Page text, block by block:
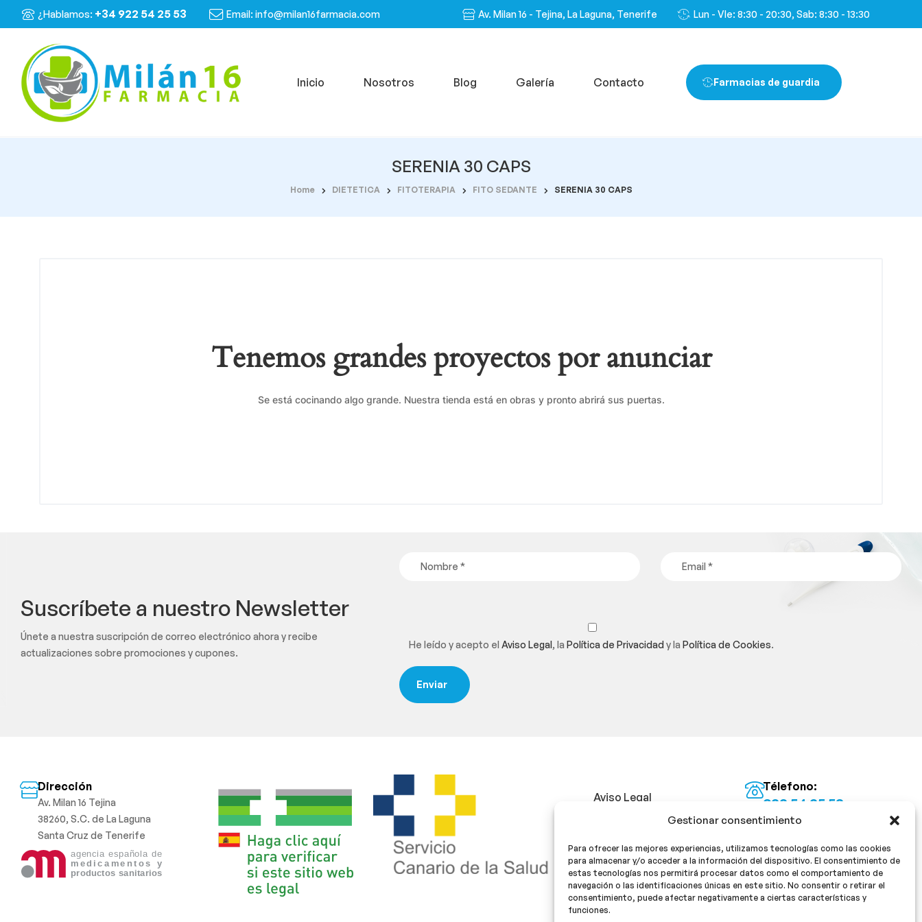
Gestionar consentimiento
Para ofrecer las mejores experiencias, utilizamos tecnologías como las cookies
para almacenar y/o acceder a la información del dispositivo. El consentimiento de
estas tecnologías nos permitirá procesar datos como el comportamiento de
navegación o las identificaciones únicas en este sitio. No consentir o retirar el
consentimiento, puede afectar negativamente a ciertas características y
funciones.
¿Hablamos: +34 922 54 25 53 Email: info@milan16farmacia.com Av. Milan 16 - Tejina, La Laguna, Tenerife Lun - VIe: 8:30 - 20:30, Sab: 8:30 - 13:30
Inicio Nosotros Blog Galería Contacto Farmacias de guardia
SERENIA 30 CAPS
Home DIETETICA FITOTERAPIA FITO SEDANTE SERENIA 30 CAPS
Tenemos grandes proyectos por anunciar
Se está cocinando algo grande. Nuestra tienda está en obras y pronto abrirá sus puertas.
Suscríbete a nuestro Newsletter
Únete a nuestra suscripción de correo electrónico ahora y recibe
actualizaciones sobre promociones y cupones.
He leído y acepto elAviso Legal, laPolítica de Privacidady laPolítica de Cookies.
Dirección
Av. Milan 16 Tejina
38260, S.C. de La Laguna
Santa Cruz de Tenerife
Aviso Legal
Política de Privacidad
Política de cookies
Télefono:
922 54 25 53
Email:
¡Síguenos!